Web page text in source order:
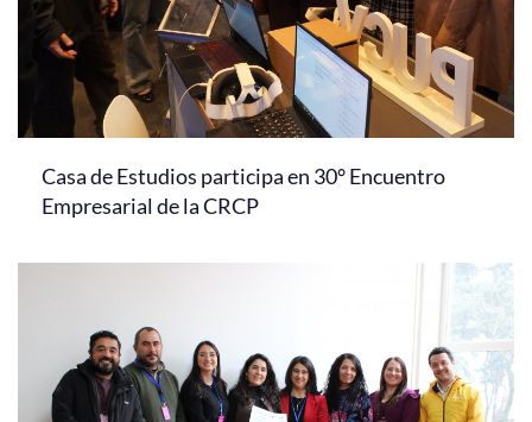
Casa de Estudios participa en 30° Encuentro
Empresarial de la CRCP